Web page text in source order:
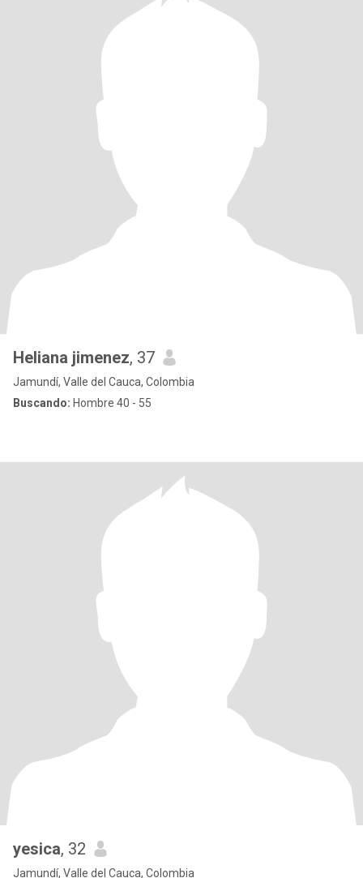
Heliana jimenez, 37
Jamundí, Valle del Cauca, Colombia
Buscando: Hombre 40 - 55
yesica, 32
Jamundí, Valle del Cauca, Colombia